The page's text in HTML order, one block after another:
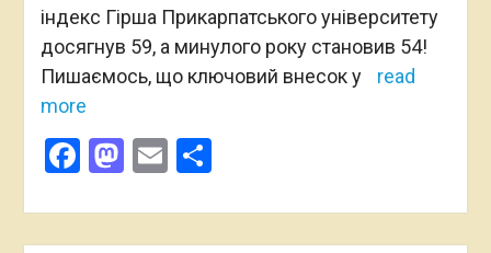
індекс Гірша Прикарпатського університету
досягнув 59, а минулого року становив 54!
Пишаємось, що ключовий внесок у
read
more
Facebook
Mastodon
EmailПоділитися